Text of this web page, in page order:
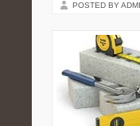
POSTED BY